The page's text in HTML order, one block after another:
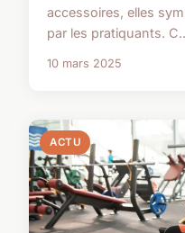
accessoires, elles
par les pratiquants.
10 mars 2025
ACTU